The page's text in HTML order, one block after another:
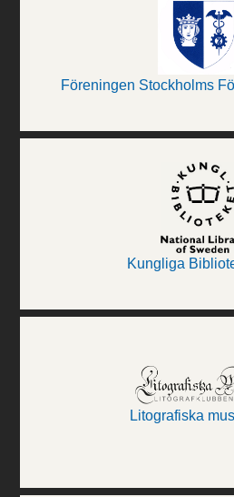
Föreningen Stockholms
Kungliga
Litografiska